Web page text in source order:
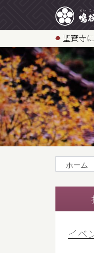
聖寶寺
ホーム
イベ